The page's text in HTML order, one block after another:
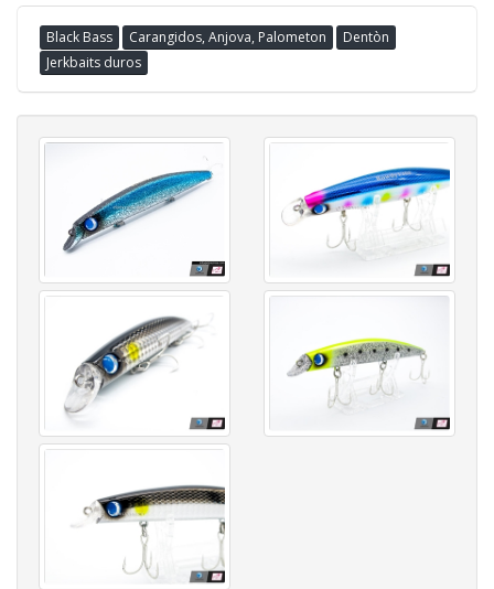
Black Bass Carangidos, Anjova, Palometon
Dentòn
Jerkbaits duros